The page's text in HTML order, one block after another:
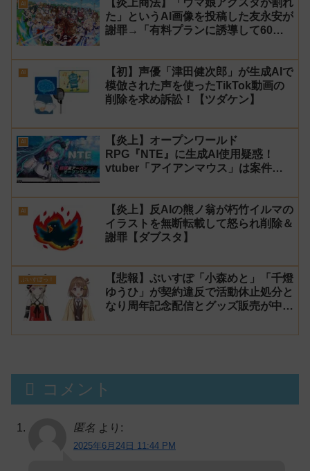
AI
た」というAI画像を投稿した友永安が
謝罪→「有料プランに誘導して60万
娘エロイラストをリポスト！
AI
【初】声優「津田健次郎」が生成AIで
模倣された声を使ったTikTok動画の
削除を求め訴訟！【ツダケン】
AI
【炎上】オープンワールド
RPG『NTE』に生成AI使用疑惑！
vtuber「アイアンマウス」は案件配
子】
AI
【炎上】反AIの熊ノ翁が朽竹イルマの
イラストを無断転載して怒られ削除＆
謝罪【ダブスタ】
ぶいすぽっ！
【悲報】ぶいすぽ「小森めと」「千燈
ゆうひ」が契約違反で活動休止処分と
なり周年記念配信とグッズ販売が中
コメント
匿名 より:
2025年6月24日 11:44 PM